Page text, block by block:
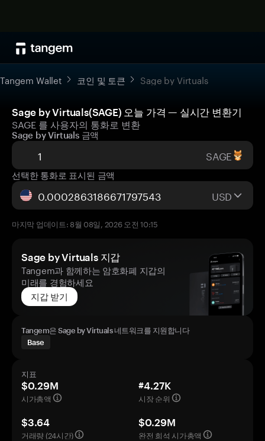
Tangem Wallet 코인 및 토큰 Sage by Virtuals
Sage by Virtuals(SAGE) 오늘 가격 — 실시간 변환기
SAGE 를 사용자의 통화로 변환
Sage by Virtuals 금액
SAGE
선택한 통화로 표시된 금액
USD
마지막 업데이트: 8월 08일, 2026 오전 10:15
Sage by Virtuals 지갑
Tangem과 함께하는 암호화폐 지갑의
미래를 경험하세요
지갑 받기
Tangem은 Sage by Virtuals 네트워크를 지원합니다
Base
지표
$0.29M
시가총액
#4.27K
시장 순위
$3.64
거래량 (24시간)
$0.29M
완전 희석 시가총액